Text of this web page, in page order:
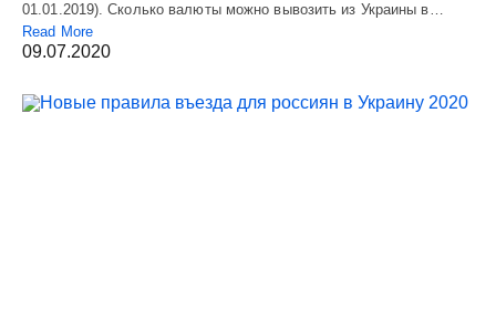
01.01.2019). Сколько валюты можно вывозить из Украины в…
Read More
09.07.2020